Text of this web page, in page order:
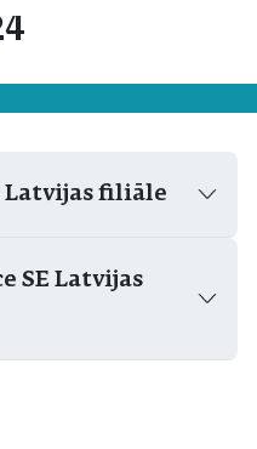
Latvijas filiāle
SE Latvijas